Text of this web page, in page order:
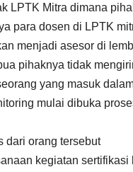
LPTK Mitra dimana
para dosen di LPTK
menjadi asesor di
pihaknya tidak
yang masuk
mulai dibuka
dari orang tersebut
kegiatan sertifikasi